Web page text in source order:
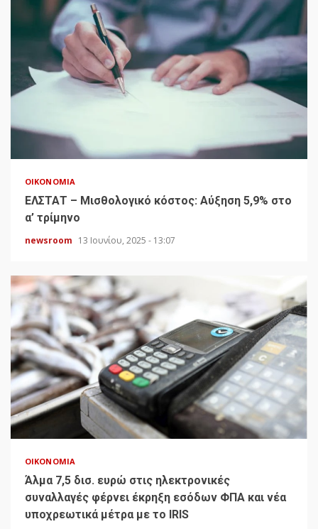
ΟΙΚΟΝΟΜΊΑ
ΕΛΣΤΑΤ – Μισθολογικό κόστος: Αύξηση 5,9% στο
α’ τρίμηνο
newsroom 13 Ιουνίου, 2025 - 13:07
ΟΙΚΟΝΟΜΊΑ
Άλμα 7,5 δισ. ευρώ στις ηλεκτρονικές
συναλλαγές φέρνει έκρηξη εσόδων ΦΠΑ και νέα
υποχρεωτικά μέτρα με το IRIS